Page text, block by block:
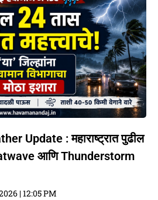
Update : महाराष्ट्रात पुढील
आणि Thunderstorm
12:05 PM